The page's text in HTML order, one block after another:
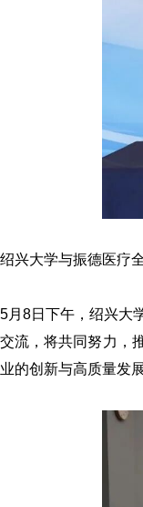
绍兴大学与振德医疗
5月8日下午，绍兴大
交流，将共同努力，
业的创新与高质量发展